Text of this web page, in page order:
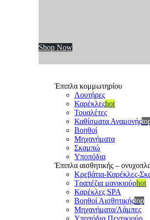
Shop Now
Έπιπλα κομμωτηρίου
Λουτήρες
Καρέκλεςhot
Τουαλέτες
Καθίσματα Αναμονής
Βοηθοί
Μηχανήματα
Σκαμπώ
Υποπόδια
Έπιπλα αισθητικής –
Κρεβάτια-Καρέκλες-
Τραπέζια μανικιούρhot
Καρέκλες SPA
Βοηθοί Αισθητικήςtop
Μηχανήματα/Λάμπες
Υποπόδια Πεντικιούρ